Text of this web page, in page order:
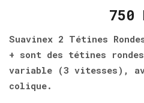
750
Suavinex 2 Tétines
+ sont des tétines
variable (3 vitesses),
colique.